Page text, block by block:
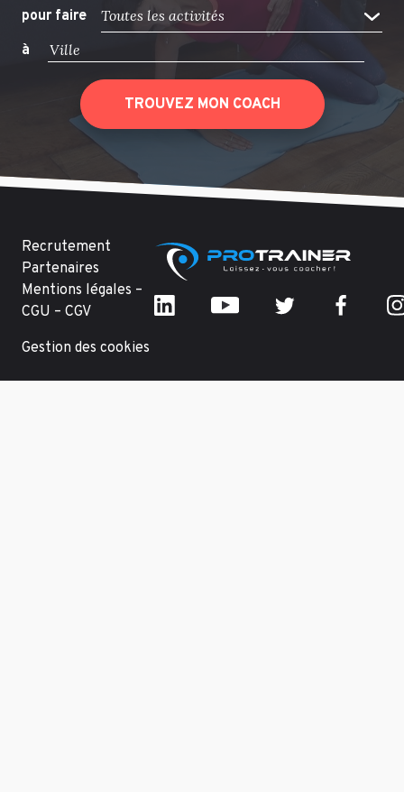
pour faire
Toutes les activités
à
TROUVEZ MON COACH
Recrutement
Partenaires
Mentions légales –
CGU – CGV
Gestion des cookies